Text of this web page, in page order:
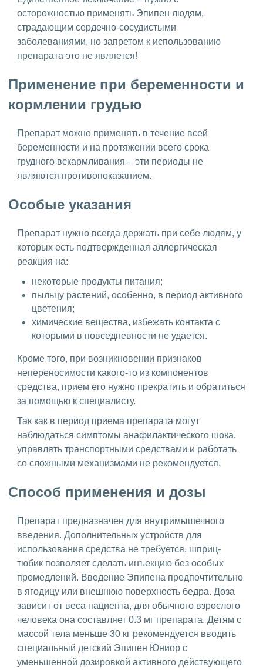
осторожностью применять Эпипен людям,
страдающим сердечно-сосудистыми
заболеваниями, но запретом к использованию
препарата это не является!
Применение при беременности и
кормлении грудью
Препарат можно применять в течение всей
беременности и на протяжении всего срока
грудного вскармливания – эти периоды не
являются противопоказанием.
Особые указания
Препарат нужно всегда держать при себе людям, у
которых есть подтвержденная аллергическая
реакция на:
некоторые продукты питания;
пыльцу растений, особенно, в период активного
цветения;
химические вещества, избежать контакта с
которыми в повседневности не удается.
Кроме того, при возникновении признаков
непереносимости какого-то из компонентов
средства, прием его нужно прекратить и обратиться
за помощью к специалисту.
Так как в период приема препарата могут
наблюдаться симптомы анафилактического шока,
управлять транспортными средствами и работать
со сложными механизмами не рекомендуется.
Способ применения и дозы
Препарат предназначен для внутримышечного
введения. Дополнительных устройств для
использования средства не требуется, шприц-
тюбик позволяет сделать инъекцию без особых
промедлений. Введение Эпипена предпочтительно
в ягодицу или внешнюю поверхность бедра. Доза
зависит от веса пациента, для обычного взрослого
человека она составляет 0.3 мг препарата. Детям с
массой тела меньше 30 кг рекомендуется вводить
специальный детский Эпипен Юниор с
уменьшенной дозировкой активного действующего